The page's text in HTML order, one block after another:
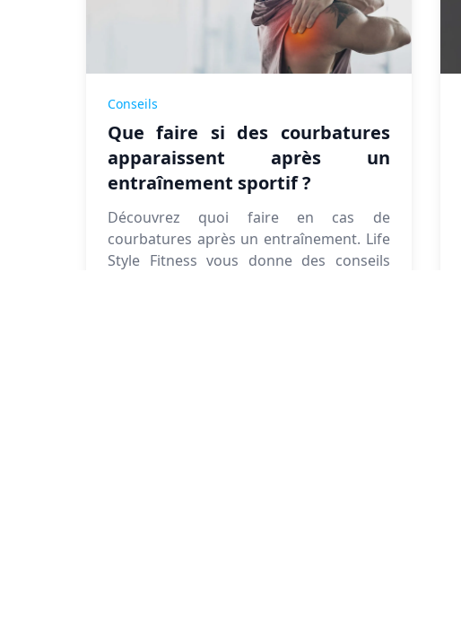
Conseils
Que faire si des courbatures
apparaissent après un
entraînement sportif ?
Découvrez quoi faire en cas de
courbatures après un entraînement. Life
Style Fitness vous donne des conseils